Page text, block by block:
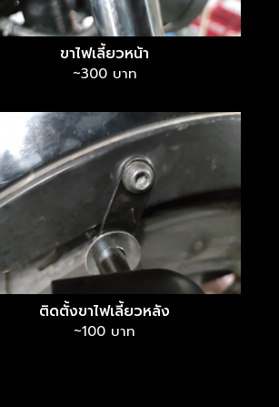
ขาไฟเลี้ยวหน้า
~300 บาท
ติดตั้งขาไฟเลี้ยวหลัง
~100 บาท